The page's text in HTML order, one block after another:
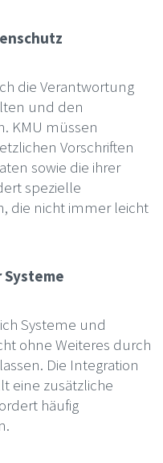
die Verantwortung
und den
KMU müssen
Vorschriften
sowie die ihrer
spezielle
die nicht immer leicht
Systeme und
ohne Weiteres durch
Die Integration
eine zusätzliche
häufig